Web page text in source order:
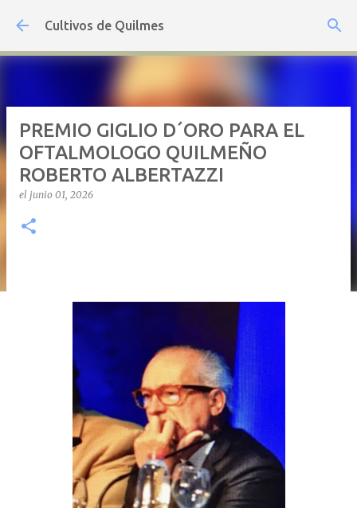
Ir al contenido principal
Cultivos de Quilmes
PREMIO GIGLIO D´ORO PARA EL
OFTALMOLOGO QUILMEÑO
ROBERTO ALBERTAZZI
el junio 01, 2026